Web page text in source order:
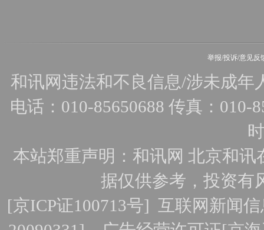
举报/投诉/意见反
和讯网违法和不良信息/涉未成年
电话：010-85650688 传真：010-
本站郑重声明：和讯网 北京和
据仅供参考，投资有
[京ICP证100713号]互联网新闻